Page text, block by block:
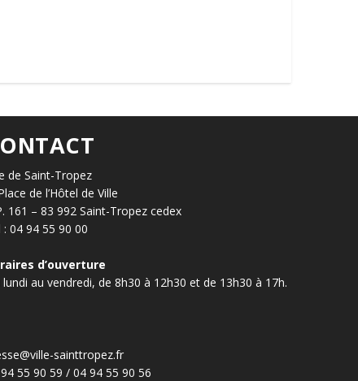
de Saint-Tropez
de l’Hôtel de Ville
161 – 83 992 Saint-Tropez cedex
: 04 94 55 90 00
d’ouverture
lundi au vendredi, de 8h30 à 12h30 et de 13h30 à 17h.
sainttropez.fr
55 90 59 / 04 94 55 90 56